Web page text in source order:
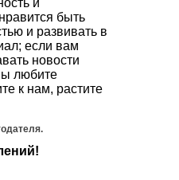
и
быть
и развивать в
если вам
новости
любите
к нам, растите